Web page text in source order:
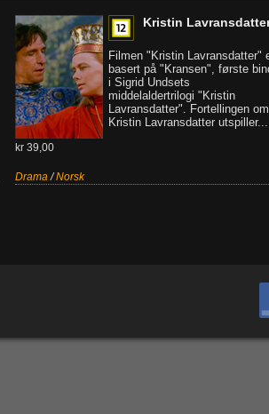
Kristin
Filmen "Kristin Lavransdatter"
basert på "Kransen", første
i Sigrid Undsets
middelaldertrilogi "Kristin
Lavransdatter". Fortellingen om
Kristin Lavransdatter utspiller...
kr 39,00
Drama/Norsk